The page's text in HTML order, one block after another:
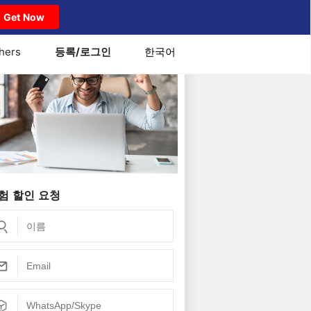
Get Now
등록/로그인 한국어
할인 요청
관리자 | SPOTO